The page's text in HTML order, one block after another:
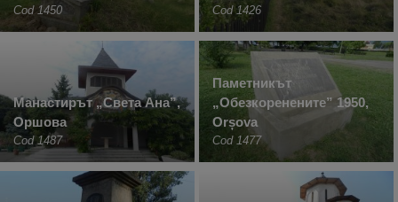
Cod 1450 Cod 1426
Манастирът „Света Ана”,
Оршова
Cod 1487
Паметникът
„Обезкоренените” 1950,
Orșova
Cod 1477